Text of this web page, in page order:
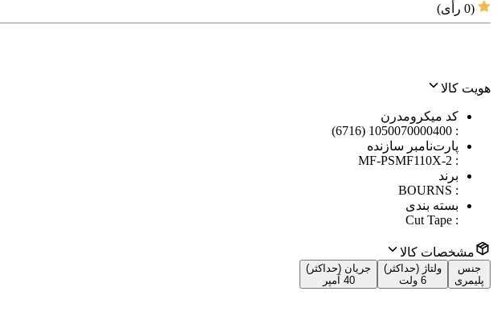
(
0 رأی)
هویت کالا
کد میکرومدرن
:
1050070000400 (6716)
پارت‌نامبر سازنده
:
MF-PSMF110X-2
برند
:
BOURNS
بسته بندی
:
Cut Tape
مشخصات کالا
جنس
پلیمری
ولتاژ (حداکثر)
6 ولت
جریان (حداکثر)
40 آمپر